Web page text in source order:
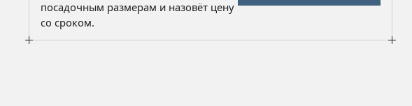
посадочным размерам и назовёт цену
со сроком.